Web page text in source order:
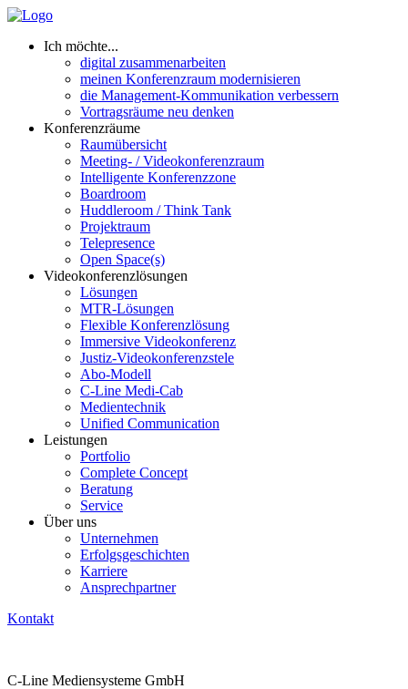
Ich möchte...
digital zusammenarbeiten
meinen Konferenzraum modernisieren
die Management-Kommunikation verbessern
Vortragsräume neu denken
Konferenzräume
Raumübersicht
Meeting- / Videokonferenzraum
Intelligente Konferenzzone
Boardroom
Huddleroom / Think Tank
Projektraum
Telepresence
Open Space(s)
Videokonferenzlösungen
Lösungen
MTR-Lösungen
Flexible Konferenzlösung
Immersive Videokonferenz
Justiz-Videokonferenzstele
Abo-Modell
C-Line Medi-Cab
Medientechnik
Unified Communi­cation
Leistungen
Portfolio
Complete Concept
Beratung
Service
Über uns
Unternehmen
Erfolgsgeschichten
Karriere
Ansprechpartner
Kontakt
C-Line Mediensysteme GmbH